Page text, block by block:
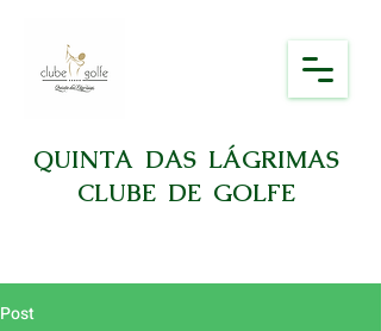
QUINTA DAS LÁGRIMAS
CLUBE DE GOLFE
Post